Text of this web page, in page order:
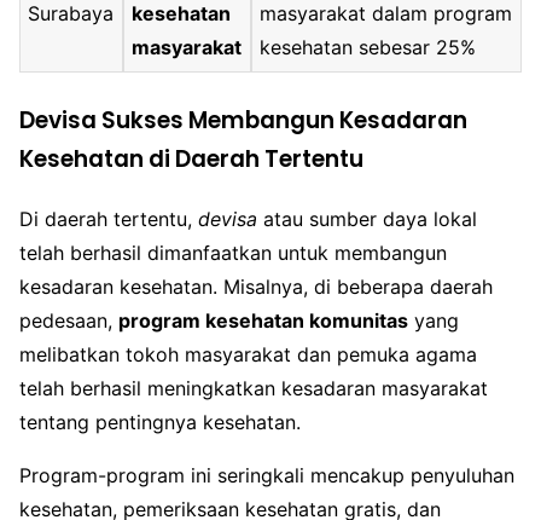
Surabaya
kesehatan
masyarakat
masyarakat dalam program
kesehatan sebesar 25%
Devisa Sukses Membangun Kesadaran
Kesehatan di Daerah Tertentu
Di daerah tertentu, devisa atau sumber daya lokal
telah berhasil dimanfaatkan untuk membangun
kesadaran kesehatan. Misalnya, di beberapa daerah
pedesaan, program kesehatan komunitas yang
melibatkan tokoh masyarakat dan pemuka agama
telah berhasil meningkatkan kesadaran masyarakat
tentang pentingnya kesehatan.
Program-program ini seringkali mencakup penyuluhan
kesehatan, pemeriksaan kesehatan gratis, dan